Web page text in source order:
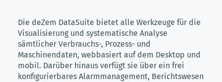
Die deZem DataSuite bietet alle Werkzeuge für die
Visualisierung und systematische Analyse
sämtlicher Verbrauchs-, Prozess- und
Maschinendaten, webbasiert auf dem Desktop und
mobil. Darüber hinaus verfügt sie über ein frei
konfigurierbares Alarmmanagement, Berichtswesen